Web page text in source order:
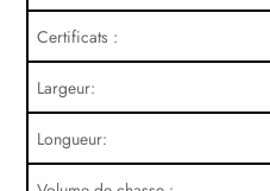
Certificats :
Largeur:
Longueur: